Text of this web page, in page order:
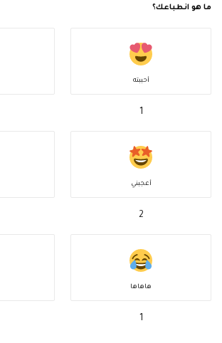
ما هو انطباعك؟
أحببته
1
أعجبني
2
هاهاها
1